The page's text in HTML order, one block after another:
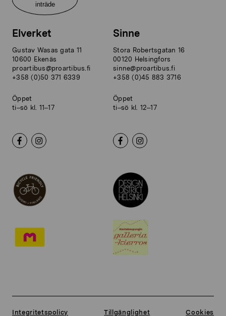
inträde
Elverket
Gustav Wasas gata 11
10600 Ekenäs
proartibus@proartibus.fi
+358 (0)50 371 6339
Öppet
ti–sö kl. 11–17
Sinne
Stora Robertsgatan 16
00120 Helsingfors
sinne@proartibus.fi
+358 (0)45 883 3716
Öppet
ti–sö kl. 12–17
Integritetspolicy Tillgänglighet Cookies